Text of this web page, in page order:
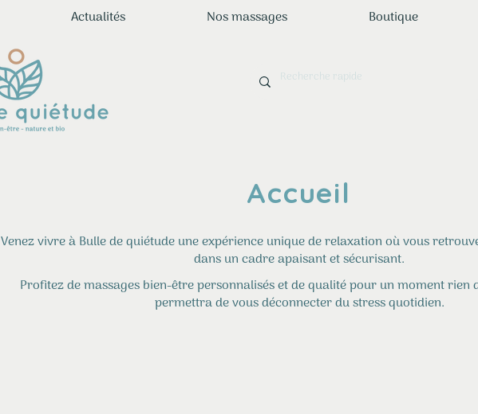
Actualités Nos massages Boutique
Accueil
Venez vivre à Bulle de quiétude une expérience unique de relaxation où vous
dans un cadre apaisant et sécurisant.
Profitez de massages bien-être personnalisés et de qualité pour un moment rien
permettra de vous déconnecter du stress quotidien.